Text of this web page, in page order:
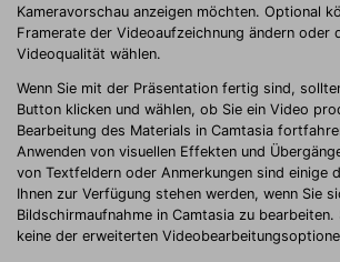
Kameravorschau anzeigen möchten. Optional
Framerate der Videoaufzeichnung ändern oder
Videoqualität wählen.
Wenn Sie mit der Präsentation fertig sind,
Button klicken und wählen, ob Sie ein Video
Bearbeitung des Materials in Camtasia
Anwenden von visuellen Effekten und
von Textfeldern oder Anmerkungen sind einige
Ihnen zur Verfügung stehen werden, wenn Sie
Bildschirmaufnahme in Camtasia zu bearbeiten.
keine der erweiterten